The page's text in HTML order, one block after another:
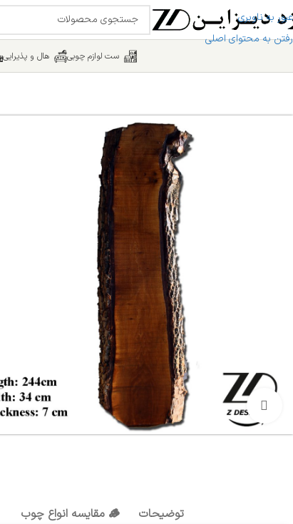
عبور به ناوبری
رفتن به محتوای اصلی
ست لوازم چوبی هال و پذیرایی
بزرگنمایی تصویر
توضیحات 🪵 مقایسه انواع چوب